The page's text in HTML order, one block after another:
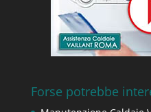
Forse potrebbe